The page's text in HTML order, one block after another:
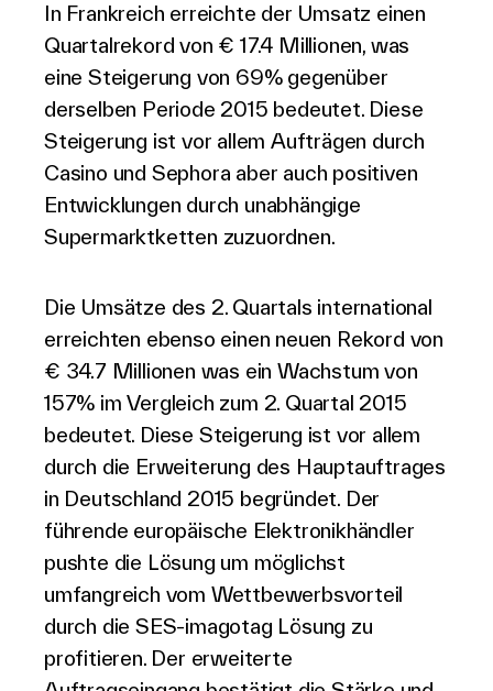
In Frankreich erreichte der Umsatz einen
Quartalrekord von € 17.4 Millionen, was
eine Steigerung von 69% gegenüber
derselben Periode 2015 bedeutet. Diese
Steigerung ist vor allem Aufträgen durch
Casino und Sephora aber auch positiven
Entwicklungen durch unabhängige
Supermarktketten zuzuordnen.
Die Umsätze des 2. Quartals international
erreichten ebenso einen neuen Rekord von
€ 34.7 Millionen was ein Wachstum von
157% im Vergleich zum 2. Quartal 2015
bedeutet. Diese Steigerung ist vor allem
durch die Erweiterung des Hauptauftrages
in Deutschland 2015 begründet. Der
führende europäische Elektronikhändler
pushte die Lösung um möglichst
umfangreich vom Wettbewerbsvorteil
durch die SES-imagotag Lösung zu
profitieren. Der erweiterte